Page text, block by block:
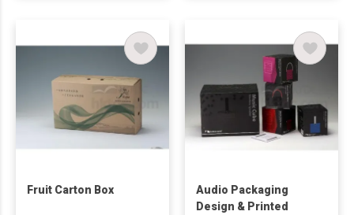
Fruit Carton Box
Audio Packaging
Design & Printed